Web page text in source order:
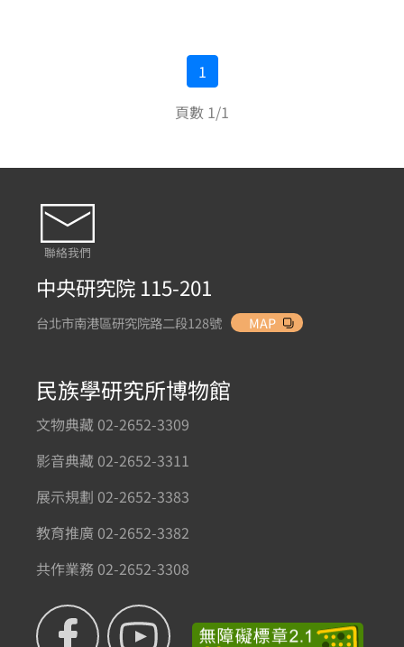
1
頁數 1/1
聯絡我們
中央研究院 115-201
台北市南港區研究院路二段128號 MAP
民族學研究所博物館
文物典藏 02-2652-3309
影音典藏 02-2652-3311
展示規劃 02-2652-3383
教育推廣 02-2652-3382
共作業務 02-2652-3308